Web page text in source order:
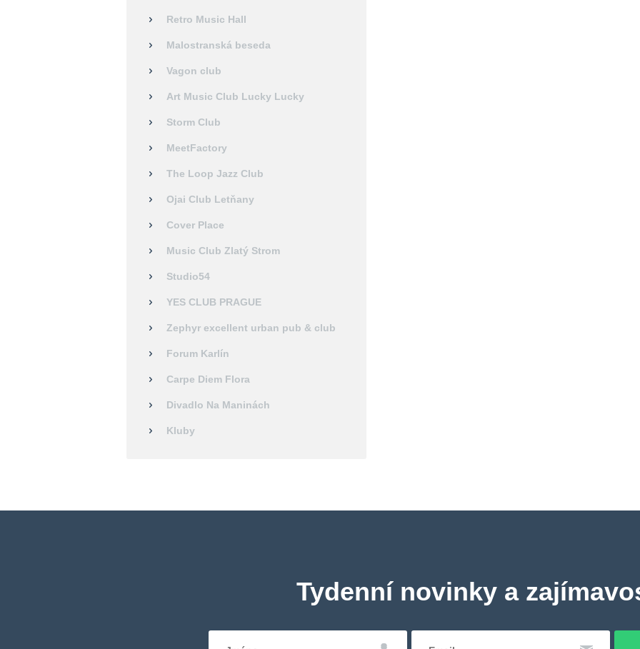
Retro Music Hall
Malostranská beseda
Vagon club
Art Music Club Lucky Lucky
Storm Club
MeetFactory
The Loop Jazz Club
Ojai Club Letňany
Cover Place
Music Club Zlatý Strom
Studio54
YES CLUB PRAGUE
Zephyr excellent urban pub & club
Forum Karlín
Carpe Diem Flora
Divadlo Na Maninách
Kluby
Tydenní novinky a